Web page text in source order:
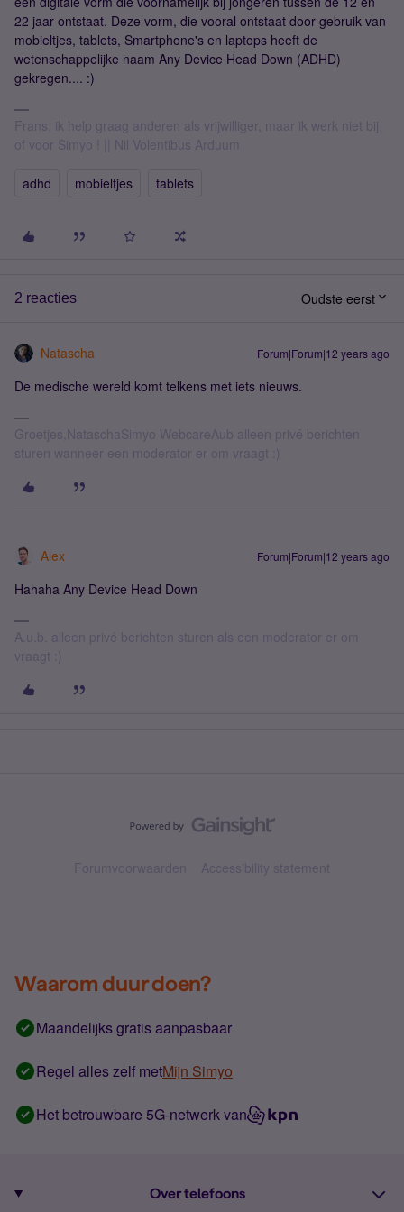
22 jaar ontstaat. Deze vorm, die vooral ontstaat door gebruik van
mobieltjes, tablets, Smartphone's en laptops heeft de
wetenschappelijke naam Any Device Head Down (ADHD)
gekregen.... :)
Frans, ik help graag anderen als vrijwilliger, maar ik werk niet bij
of voor Simyo ! || Nil Volentibus Arduum
adhd mobieltjes tablets
2 reacties Oudste eerst
Natascha Forum|Forum|12 years ago
De medische wereld komt telkens met iets nieuws.
Groetjes,NataschaSimyo WebcareAub alleen privé berichten
sturen wanneer een moderator er om vraagt :)
Alex Forum|Forum|12 years ago
Hahaha Any Device Head Down
A.u.b. alleen privé berichten sturen als een moderator er om
vraagt :)
Forumvoorwaarden Accessibility statement
Waarom duur doen?
Maandelijks gratis aanpasbaar
Regel alles zelf metMijn Simyo
Het betrouwbare 5G-netwerk van
Over telefoons